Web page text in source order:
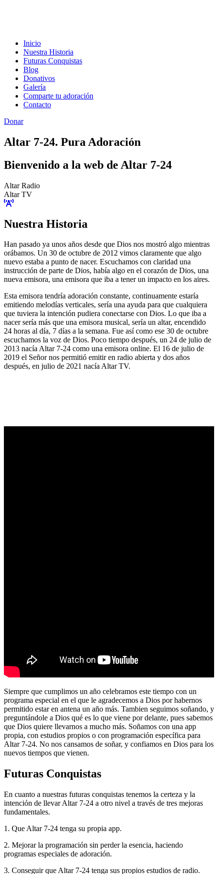
Inicio
Nuestra Historia
Futuras Conquistas
Blog
Donativos
Galería
Comparte tu adoración
Contacto
Donar
Altar 7-24. Pura Adoración
Bienvenido a la web de Altar 7-24
Altar Radio
Altar TV
Nuestra Historia
Han pasado ya unos años desde que Dios nos mostró algo mientras
orábamos. Un 30 de octubre de 2012 vimos claramente que algo
nuevo estaba a punto de nacer. Escuchamos con claridad una
instrucción de parte de Dios, había algo en el corazón de Dios, una
nueva emisora, una emisora que iba a tener un impacto en los aires.
Esta emisora tendría adoración constante, continuamente estaría
emitiendo melodías verticales, sería una ayuda para que cualquiera
que tuviera la intención pudiera conectarse con Dios. Lo que iba a
nacer sería más que una emisora musical, sería un altar, encendido
24 horas al día, 7 días a la semana. Fue así como ese 30 de octubre
escuchamos la voz de Dios. Poco tiempo después, un 24 de julio de
2013 nacía Altar 7-24 como una emisora online. El 16 de julio de
2019 el Señor nos permitió emitir en radio abierta y dos años
después, en julio de 2021 nacía Altar TV.
Siempre que cumplimos un año celebramos este tiempo con un
programa especial en el que le agradecemos a Dios por habernos
permitido estar en antena un año más. Tambien seguimos soñando, y
preguntándole a Dios qué es lo que viene por delante, pues sabemos
que Dios quiere llevarnos a mucho más. Soñamos con una app
propia, con estudios propios o con programación específica para
Altar 7-24. No nos cansamos de soñar, y confiamos en Dios para los
nuevos tiempos que vienen.
Futuras Conquistas
En cuanto a nuestras futuras conquistas tenemos la certeza y la
intención de llevar Altar 7-24 a otro nivel a través de tres mejoras
fundamentales.
1. Que Altar 7-24 tenga su propia app.
2. Mejorar la programación sin perder la esencia, haciendo
programas especiales de adoración.
3. Conseguir que Altar 7-24 tenga sus propios estudios de radio.